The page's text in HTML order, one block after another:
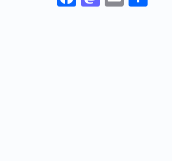
ac as m